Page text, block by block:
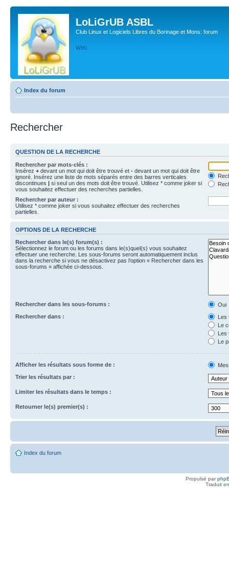
LoLiGrUB ASBL
Club Linux et Logiciels Libres du Borinage et Mons: forum
WIKI
Index du forum
Rechercher
QUESTION DE LA RECHERCHE
Rechercher par mots-clés :
Insérez + devant un mot qui doit être trouvé et - devant un mot qui doit être
ignoré. Insérez une liste de mots séparés entre des barres verticales
discontinues | si seul un des mots doit être trouvé. Utilisez * comme joker si
vous souhaitez effectuer des recherches partielles.
Rechercher par auteur :
Utilisez * comme joker si vous souhaitez effectuer des recherches
partielles.
OPTIONS DE LA RECHERCHE
Rechercher dans le(s) forum(s) :
Sélectionnez le forum ou les forums dans le(s)quel(s) vous souhaitez
effectuer une recherche. Les sous-forums seront automatiquement inclus
dans la recherche si vous ne désactivez pas l’option « Rechercher dans les
sous-forums » affichée ci-dessous.
Rechercher dans les sous-forums :
Oui
Rechercher dans :
Les
Le
Les
Le
Afficher les résultats sous forme de :
Trier les résultats par :
Limiter les résultats dans le temps :
Retourner le(s) premier(s) :
Index du forum
Propulsé par
Traduit